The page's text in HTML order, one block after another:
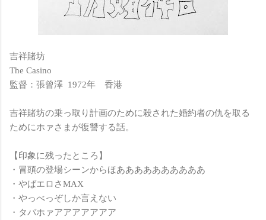
吉祥賭坊
The Casino
監督：張曾澤 1972年 香港
吉祥賭坊の乗っ取り計画のために殺された婚約者の仇を取る
ためにホァさまが復讐する話。
【印象に残ったところ】
・冒頭の登場シーンからほああああああああああ
・やばエロさMAX
・やっべっぞしか言えない
・タバホァアアアアアアア